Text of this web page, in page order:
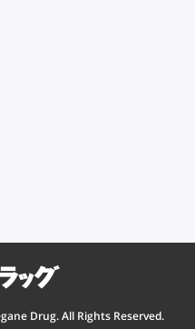
Drug. All Rights Reserved.